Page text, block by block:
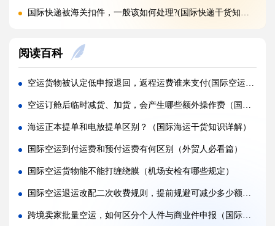
国际快递被海关扣件，一般该如何处理?(国际快递干货知识分享)
不同国家国际快递报价差距为什么这么大?(国际快递干货知识分享)
国际快递运费是怎么计算的，体积重怎么核算?(国际快递干货知识分享)
国际快递可以寄哪些国家，偏远地区能派送吗（国际快递干货知识分享）
什么是国际快递，和国际物流有什么区别（国际快递干货知识分享）
亚马逊 FBA 空运头程，选空派还是纯空运更合适?(国际空运干货知识分享)
实木包装走国际空运，一定要做熏蒸吗?(国际空运干货知识分享)
空运货物被扣，最快多久可以完成清关放行?(国际空运干货知识分享)
国际空运税费由谁承担，到门和到港费用差别在哪?(不清楚的外贸人看过来)
阅读百科
空运货物被认定低申报退回，返程运费谁来支付(国际空运干货知识分享)
空运订舱后临时减货、加货，会产生哪些额外操作费（国际空运干货知识分享）
海运正本提单和电放提单区别？（国际海运干货知识详解）
国际空运到付运费和预付运费有何区别（外贸人必看篇）
国际空运货物能不能打缠绕膜（机场安检有哪些规定）
国际空运退运改配二次收费规则，提前规避可减少多少额外损耗（跨境电商卖家请注意）
跨境卖家批量空运，如何区分个人件与商业件申报（国际空运干货知识分享）